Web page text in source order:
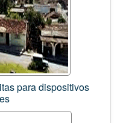
para dispositivos